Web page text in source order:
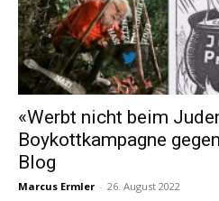
«Werbt nicht beim
Boykottkampagne
Blog
Marcus Ermler - 26. August 2022